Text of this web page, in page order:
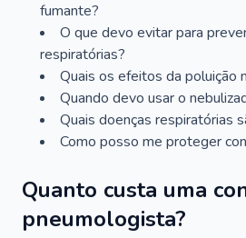
fumante?
O que devo evitar para
respiratórias?
Quais os efeitos da poluição
Quando devo usar o
Quais doenças respiratórias
Como posso me proteger
Quanto custa uma
pneumologista?